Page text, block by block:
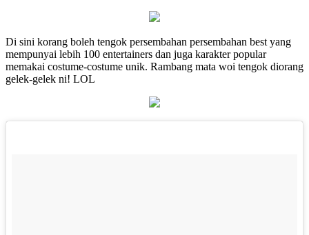
Di sini korang boleh tengok persembahan persembahan best yang
mempunyai lebih 100 entertainers dan juga karakter popular
memakai costume-costume unik. Rambang mata woi tengok diorang
gelek-gelek ni! LOL